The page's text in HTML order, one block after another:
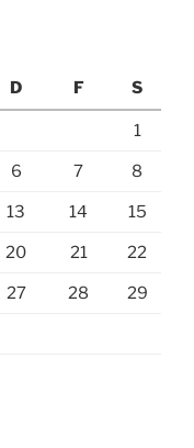
D F S
1
6 7 8
13 14 15
20 21 22
27 28 29